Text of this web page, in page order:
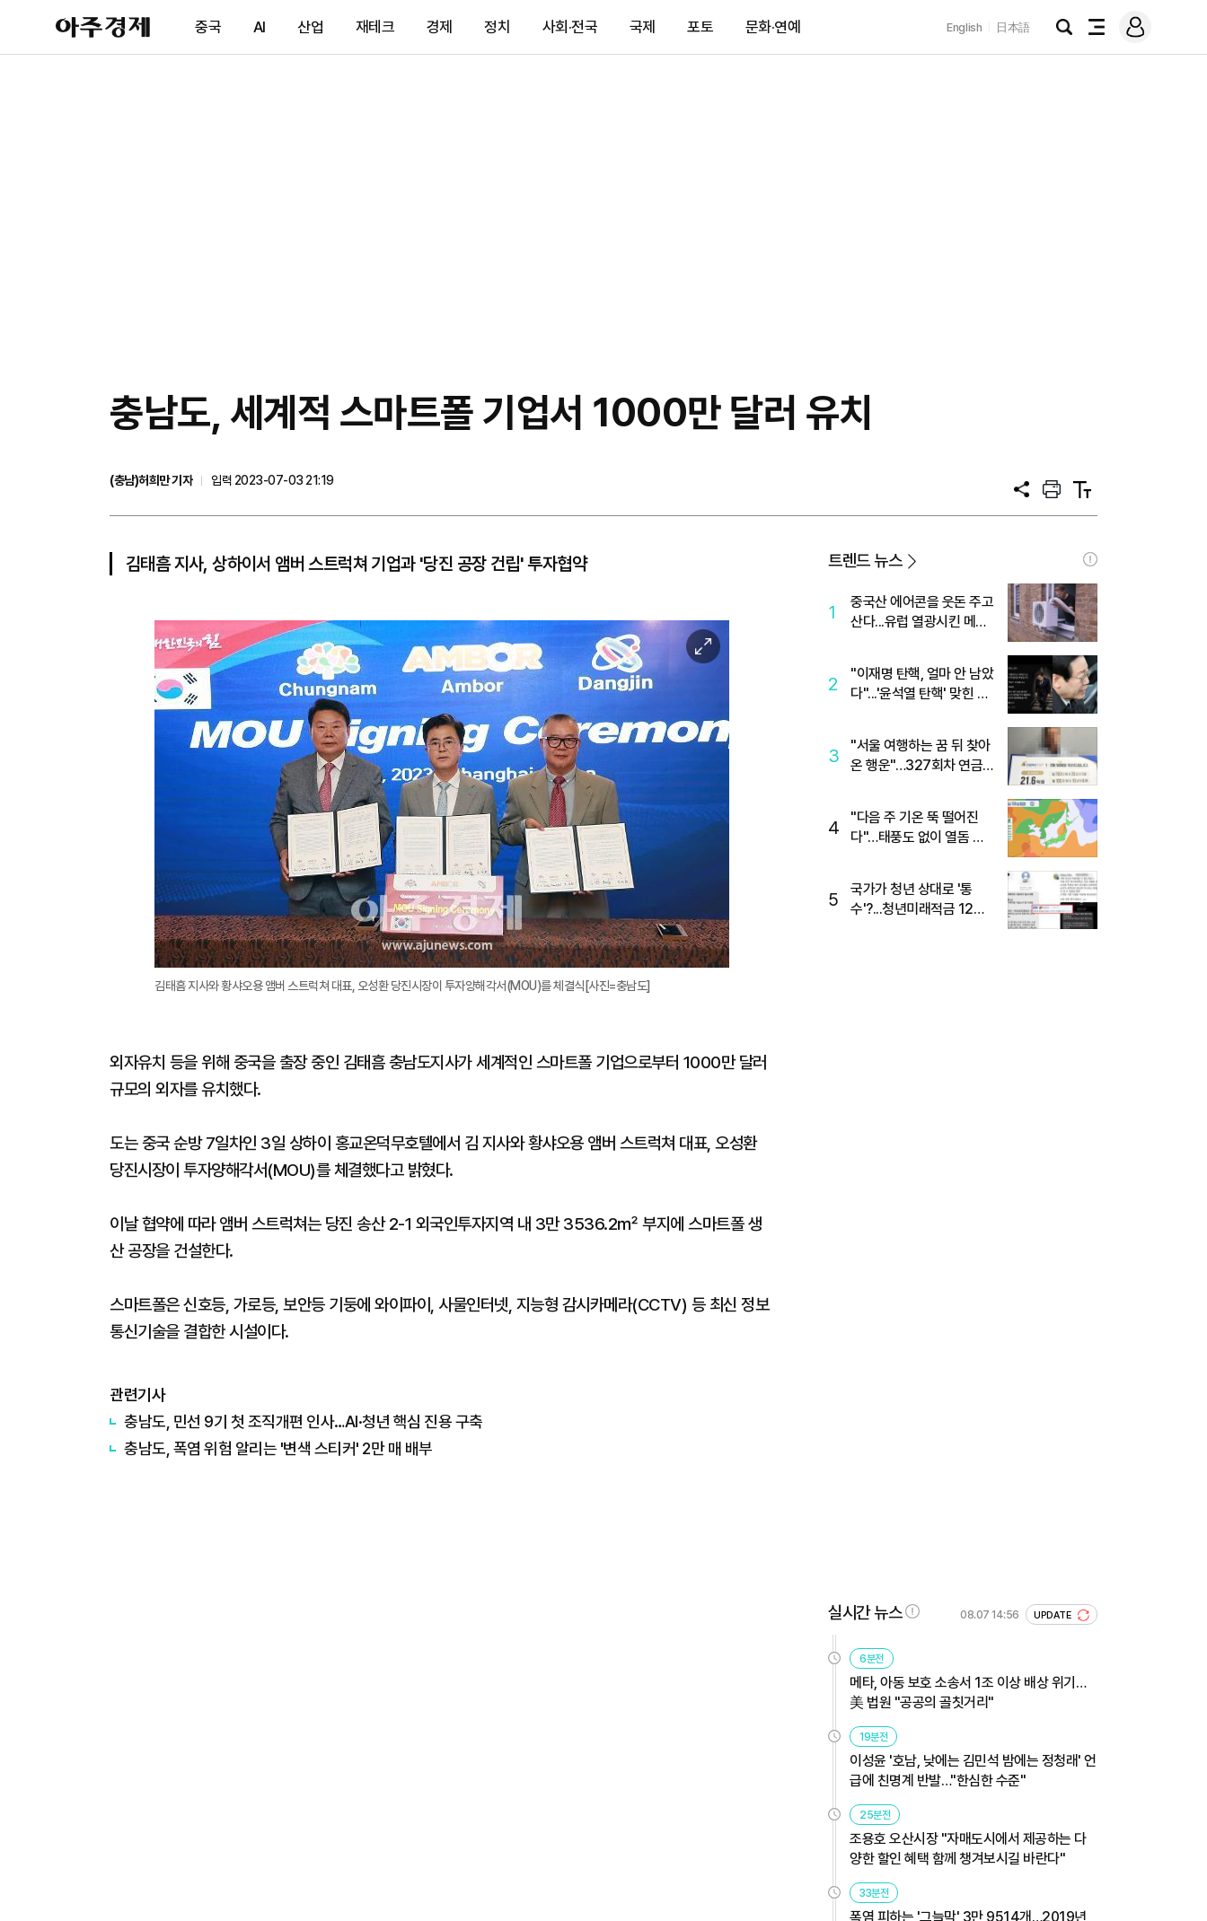
아
주
제
중국 AI 산업 재테크 경제 정치 사회·전국 국제 포토 문화·연예 English 日本語
검
전
메
그
충남도, 세계적 스마트폴 기업서 1000만 달러 유치
(충남)허희만 기자
입력 2023-07-03 21:19
공
프
트
텍
트
김태흠 지사, 상하이서 앰버 스트럭쳐 기업과 '당진 공장 건립' 투자협약
이
미
확
대
김태흠 지사와 황샤오용 앰버 스트럭쳐 대표, 오성환 당진시장이 투자양해각서(MOU)를 체결식[사진=충남도]
외자유치 등을 위해 중국을 출장 중인 김태흠 충남도지사가 세계적인 스마트폴 기업으로부터 1000만 달러
규모의 외자를 유치했다.
도는 중국 순방 7일차인 3일 상하이 홍교온덕무호텔에서 김 지사와 황샤오용 앰버 스트럭쳐 대표, 오성환
당진시장이 투자양해각서(MOU)를 체결했다고 밝혔다.
이날 협약에 따라 앰버 스트럭쳐는 당진 송산 2-1 외국인투자지역 내 3만 3536.2㎡ 부지에 스마트폴 생
산 공장을 건설한다.
스마트폴은 신호등, 가로등, 보안등 기둥에 와이파이, 사물인터넷, 지능형 감시카메라(CCTV) 등 최신 정보
통신기술을 결합한 시설이다.
관련기사
충남도, 민선 9기 첫 조직개편 인사…AI·청년 핵심 진용 구축
충남도, 폭염 위험 알리는 '변색 스티커' 2만 매 배부
트렌드 뉴스
1
중국산 에어콘을 웃돈 주고
산다...유럽 열광시킨 메이
2
"이재명 탄핵, 얼마 안 남았
다"...'윤석열 탄핵' 맞힌 무
3
"서울 여행하는 꿈 뒤 찾아
온 행운"…327회차 연금
4
"다음 주 기온 뚝 떨어진
다"…태풍도 없이 열돔 박
5
국가가 청년 상대로 '통
수'?...청년미래적금 12%
실시간 뉴스 08.07 14:56 UPDATE
6분전
메타, 아동 보호 소송서 1조 이상 배상 위기…
美 법원 "공공의 골칫거리"
19분전
이성윤 '호남, 낮에는 김민석 밤에는 정청래' 언
급에 친명계 반발…"한심한 수준"
25분전
조용호 오산시장 "자매도시에서 제공하는 다
양한 할인 혜택 함께 챙겨보시길 바란다"
33분전
폭염 피하는 '그늘막' 3만 9514개…2019년